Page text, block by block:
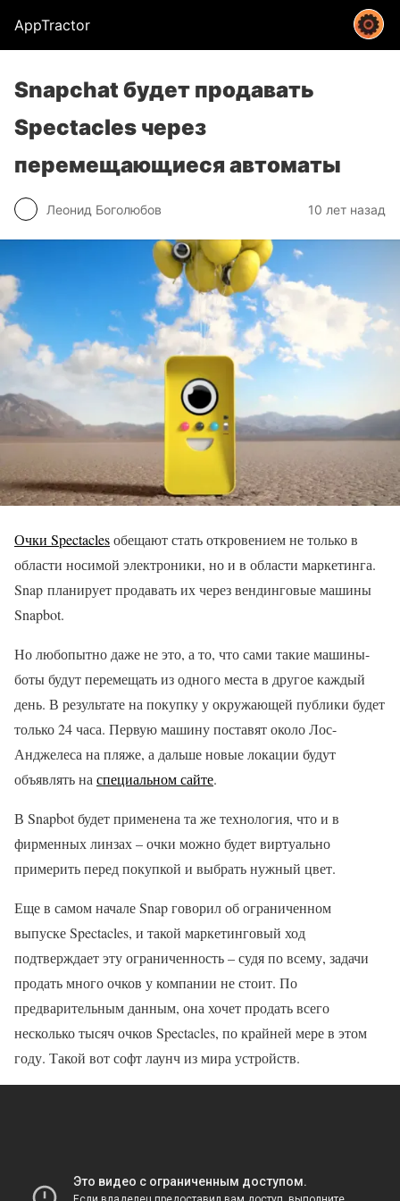
AppTractor
Snapchat будет продавать
Spectacles через
перемещающиеся автоматы
Леонид Боголюбов 10 лет назад
Очки Spectaclesобещают стать откровением не только в
области носимой электроники, но и в области маркетинга.
Snap планирует продавать их через вендинговые машины
Snapbot.
Но любопытно даже не это, а то, что сами такие машины-
боты будут перемещать из одного места в другое каждый
день. В результате на покупку у окружающей публики будет
только 24 часа. Первую машину поставят около Лос-
Анджелеса на пляже, а дальше новые локации будут
объявлять наспециальном сайте.
В Snapbot будет применена та же технология, что и в
фирменных линзах – очки можно будет виртуально
примерить перед покупкой и выбрать нужный цвет.
Еще в самом начале Snap говорил об ограниченном
выпуске Spectacles, и такой маркетинговый ход
подтверждает эту ограниченность – судя по всему, задачи
продать много очков у компании не стоит. По
предварительным данным, она хочет продать всего
несколько тысяч очков Spectacles, по крайней мере в этом
году. Такой вот софт лаунч из мира устройств.